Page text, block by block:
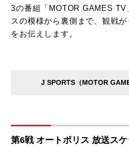
3の番組「MOTOR GAMES TV
スの模様から裏側まで、観戦
をお伝えします。
J SPORTS（MOTOR
第6戦 オートポリス 放送ス